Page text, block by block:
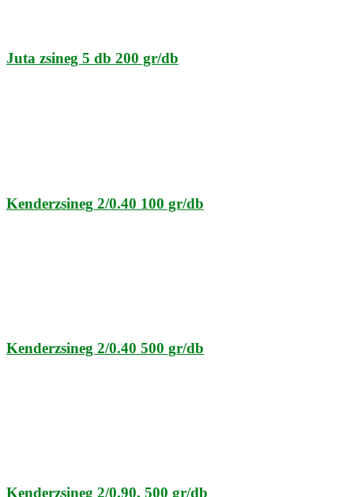
Juta zsineg 5 db 200 gr/db
Kenderzsineg 2/0.40 100 gr/db
Kenderzsineg 2/0.40 500 gr/db
Kenderzsineg 2/0.90, 500 gr/db